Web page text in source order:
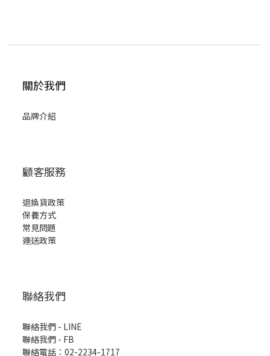
關於我們
品牌介紹
顧客服務
退換貨政策
保養方式
常見問題
運送政策
聯絡我們
聯絡我們 - LINE
聯絡我們 - FB
聯絡電話：02-2234-1717